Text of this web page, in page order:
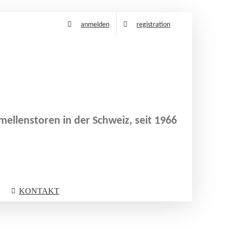
anmelden registration
in der Schweiz, seit 1966
KONTAKT